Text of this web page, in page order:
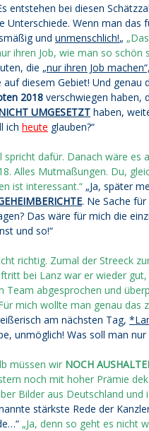
entstehen bei diesen
Unterschiede. Wenn man das
und unmenschlich!„
ihren Job, wie man so schön
die „nur ihren Job
diesem Gebiet! Und genau
2018 verschwiegen haben,
UMGESETZT haben,
ich heute glauben?“
spricht dafür. Danach wäre es
Alles Mutmaßungen. Du,
ist interessant.“ „Ja, später
. Ne Sache
Das wäre für mich die
und so!“
richtig. Zumal der Streeck
bei Lanz war er wieder
Team abgesprochen und
mich wollte man genau das
am nächsten Tag,
unmöglich! Was soll man nur
müssen wir NOCH
noch mit hoher Prämie
Bilder aus Deutschland und
stärkste Rede der
„Ja, denn so geht es nicht